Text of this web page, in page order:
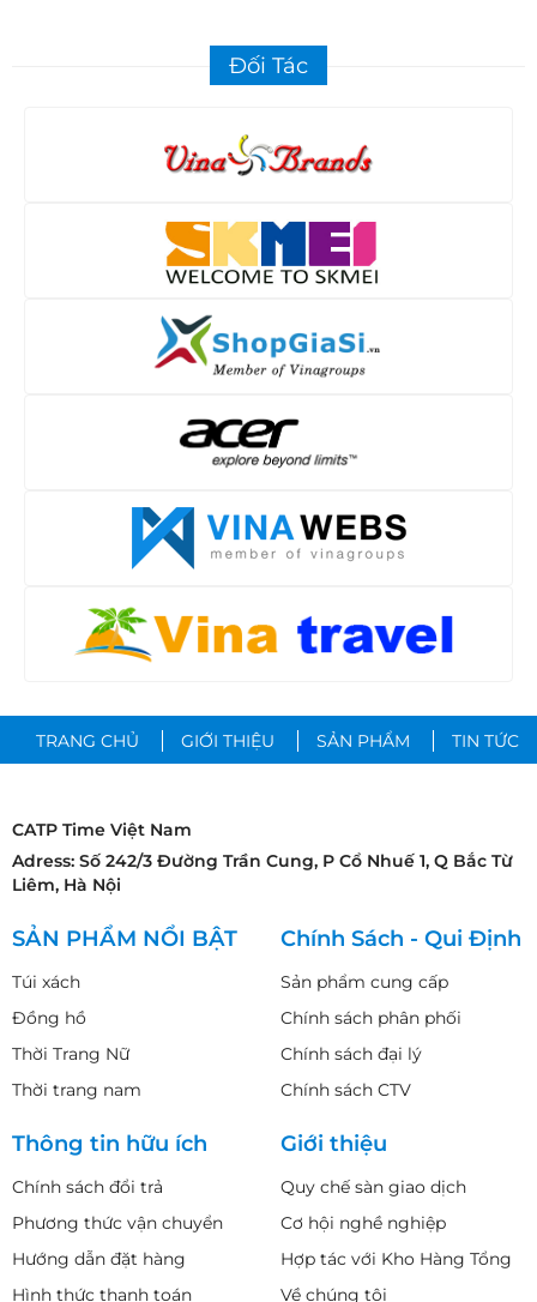
Đối Tác
TRANG CHỦ GIỚI THIỆU SẢN PHẨM TIN TỨC
CATP Time Việt Nam
Adress: Số 242/3 Đường Trần Cung, P Cổ Nhuế 1, Q Bắc Từ
Liêm, Hà Nội
SẢN PHẨM NỔI BẬT
Túi xách
Đồng hồ
Thời Trang Nữ
Thời trang nam
Chính Sách - Qui Định
Sản phẩm cung cấp
Chính sách phân phối
Chính sách đại lý
Chính sách CTV
Thông tin hữu ích
Chính sách đổi trả
Phương thức vận chuyển
Hướng dẫn đặt hàng
Hình thức thanh toán
Giới thiệu
Quy chế sàn giao dịch
Cơ hội nghề nghiệp
Hợp tác với Kho Hàng Tổng
Về chúng tôi